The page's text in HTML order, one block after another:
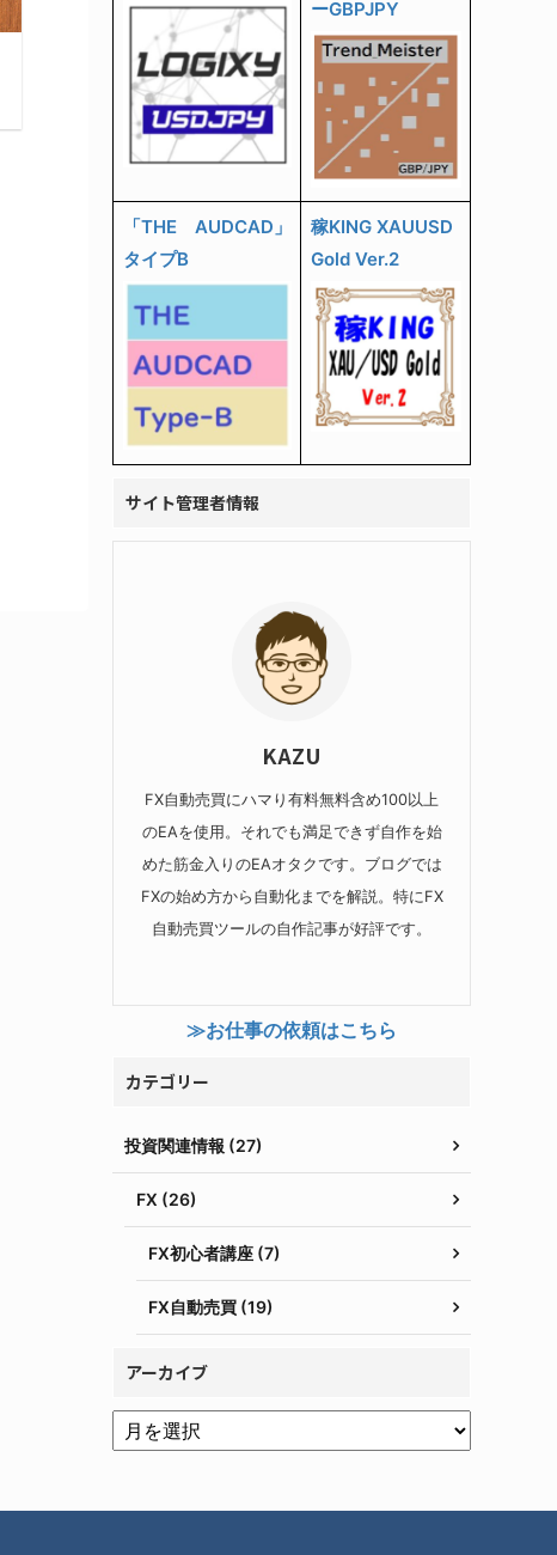
ーGBPJPY
「THE AUDCAD」
タイプB
稼KING XAUUSD
Gold Ver.2
サイト管理者情報
KAZU
FX自動売買にハマり有料無料含め100以上
のEAを使用。それでも満足できず自作を始
めた筋金入りのEAオタクです。ブログでは
FXの始め方から自動化までを解説。特にFX
自動売買ツールの自作記事が好評です。
≫お仕事の依頼はこちら
カテゴリー
投資関連情報 (27)
FX (26)
FX初心者講座 (7)
FX自動売買 (19)
アーカイブ